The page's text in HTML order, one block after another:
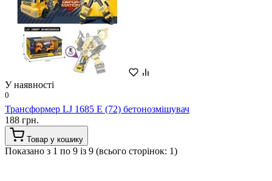
У наявності
0
Трансформер LJ 1685 E (72) бетонозмішувач
188 грн.
Товар у кошику
Показано з 1 по 9 із 9 (всього сторінок: 1)